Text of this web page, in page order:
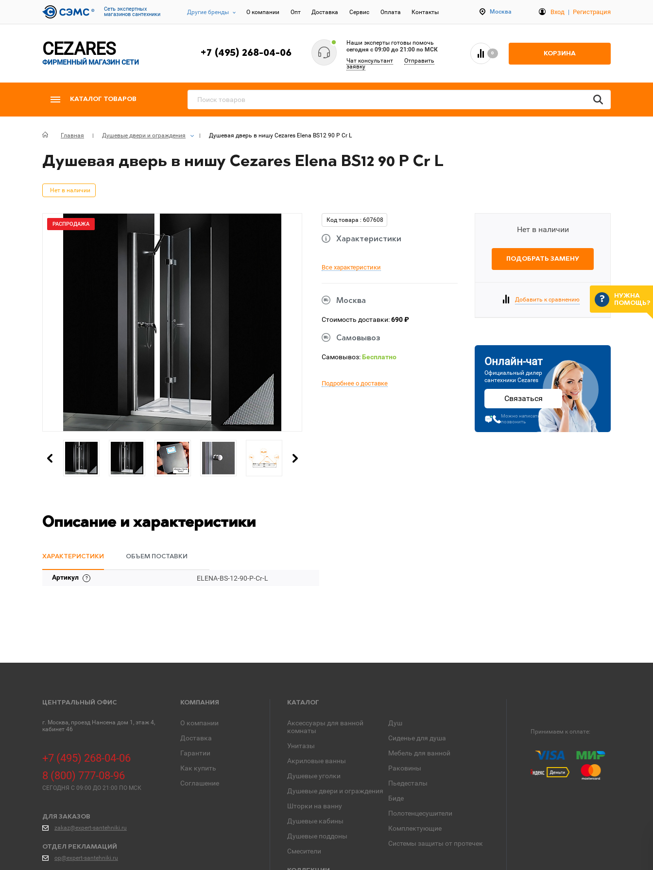
Cеть экспертных
магазинов сантехники
Другие бренды О компании Опт Доставка Сервис Оплата Контакты Москва Вход | Регистрация
CEZARES
ФИРМЕННЫЙ МАГАЗИН СЕТИ
+7 (495) 268-04-06
Наши эксперты готовы помочь
сегодня c 09:00 до 21:00 по МСК
Чат консультант
Отправить
заявку
0 КОРЗИНА
КАТАЛОГ ТОВАРОВ
Главная Душевые двери и ограждения Душевая дверь в нишу Cezares Elena BS12 90 P Cr L
Душевая дверь в нишу Cezares Elena BS12 90 P Cr L
Нет в наличии
РАСПРОДАЖА
Код товара : 607608
Характеристики
Все характеристики
Москва
Стоимость доставки:690 ₽
Самовывоз
Самовывоз:Бесплатно
Подробнее о доставке
Нет в наличии
ПОДОБРАТЬ ЗАМЕНУ
Добавить к сравнению
Онлайн-чат
Официальный дилер
сантехники Cezares
Связаться
Можно написать или
позвонить
Описание и характеристики
ХАРАКТЕРИСТИКИ ОБЪЕМ ПОСТАВКИ
Артикул ELENA-BS-12-90-P-Cr-L
ЦЕНТРАЛЬНЫЙ ОФИС
г. Москва, проезд Нансена дом 1, этаж 4,
кабинет 46
+7 (495) 268-04-06
8 (800) 777-08-96
СЕГОДНЯ C 09:00 ДО 21:00 ПО МСК
ДЛЯ ЗАКАЗОВ
zakaz@expert-santehniki.ru
ОТДЕЛ РЕКЛАМАЦИЙ
op@expert-santehniki.ru
КОМПАНИЯ
О компании
Доставка
Гарантии
Как купить
Соглашение
КАТАЛОГ
Аксессуары для ванной
комнаты
Унитазы
Акриловые ванны
Душевые уголки
Душевые двери и ограждения
Шторки на ванну
Душевые кабины
Душевые поддоны
Смесители
Душ
Сиденье для душа
Мебель для ванной
Раковины
Пьедесталы
Биде
Полотенцесушители
Комплектующие
Системы защиты от протечек
Принимаем к оплате:
НУЖНА
ПОМОЩЬ?